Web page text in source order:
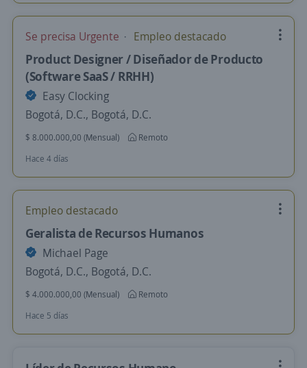
Se precisa Urgente Empleo destacado
Product Designer / Diseñador de Producto
(Software SaaS / RRHH)
Easy Clocking
Bogotá, D.C., Bogotá, D.C.
$ 8.000.000,00 (Mensual)
Remoto
Hace 4 días
Empleo destacado
Geralista de Recursos Humanos
Michael Page
Bogotá, D.C., Bogotá, D.C.
$ 4.000.000,00 (Mensual)
Remoto
Hace 5 días